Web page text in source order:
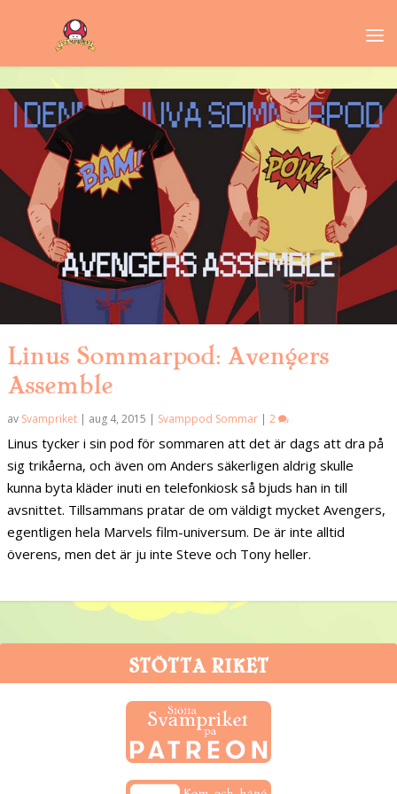
Linus Sommarpod: Avengers
Assemble
av Svampriket | aug 4, 2015 | Svamppod Sommar | 2
Linus tycker i sin pod för sommaren att det är dags att dra på
sig trikåerna, och även om Anders säkerligen aldrig skulle
kunna byta kläder inuti en telefonkiosk så bjuds han in till
avsnittet. Tillsammans pratar de om väldigt mycket Avengers,
egentligen hela Marvels film-universum. De är inte alltid
överens, men det är ju inte Steve och Tony heller.
STÖTTA RIKET